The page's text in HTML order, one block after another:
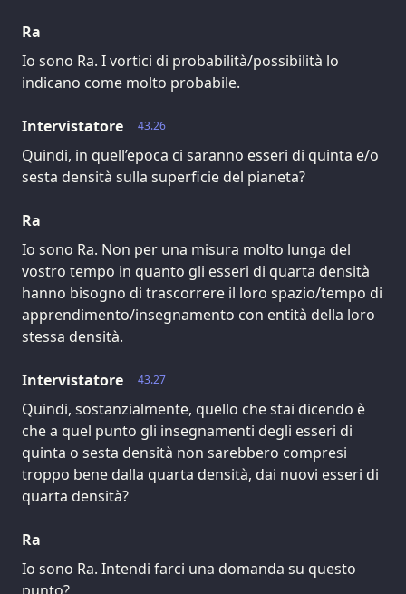
Ra
Io sono Ra. I vortici di probabilità/possibilità lo
indicano come molto probabile.
43.26
Intervistatore
Quindi, in quell’epoca ci saranno esseri di quinta e/o
sesta densità sulla superficie del pianeta?
Ra
Io sono Ra. Non per una misura molto lunga del
vostro tempo in quanto gli esseri di quarta densità
hanno bisogno di trascorrere il loro spazio/tempo di
apprendimento/insegnamento con entità della loro
stessa densità.
43.27
Intervistatore
Quindi, sostanzialmente, quello che stai dicendo è
che a quel punto gli insegnamenti degli esseri di
quinta o sesta densità non sarebbero compresi
troppo bene dalla quarta densità, dai nuovi esseri di
quarta densità?
Ra
Io sono Ra. Intendi farci una domanda su questo